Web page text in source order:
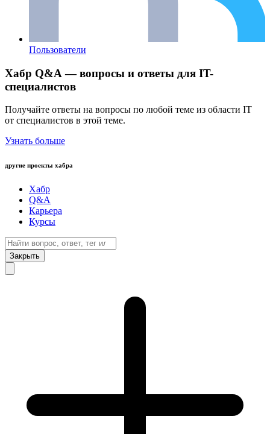
Пользователи
Хабр Q&A — вопросы и ответы для IT-
специалистов
Получайте ответы на вопросы по любой теме из области IT
от специалистов в этой теме.
Узнать больше
другие проекты хабра
Хабр
Q&A
Карьера
Курсы
Закрыть